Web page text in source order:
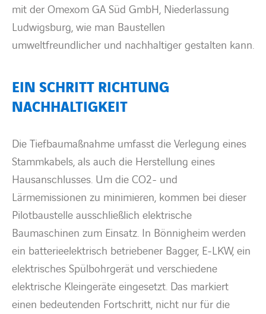
mit der Omexom GA Süd GmbH, Niederlassung
Ludwigsburg, wie man Baustellen
umweltfreundlicher und nachhaltiger gestalten kann.
EIN SCHRITT RICHTUNG
NACHHALTIGKEIT
Die Tiefbaumaßnahme umfasst die Verlegung eines
Stammkabels, als auch die Herstellung eines
Hausanschlusses. Um die CO2- und
Lärmemissionen zu minimieren, kommen bei dieser
Pilotbaustelle ausschließlich elektrische
Baumaschinen zum Einsatz. In Bönnigheim werden
ein batterieelektrisch betriebener Bagger, E-LKW, ein
elektrisches Spülbohrgerät und verschiedene
elektrische Kleingeräte eingesetzt. Das markiert
einen bedeutenden Fortschritt, nicht nur für die